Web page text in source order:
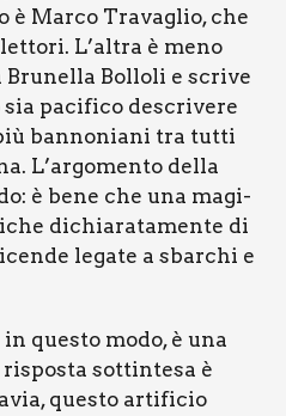
è Mar­co Tra­va­glio, che
L’altra è meno
Bru­nel­la Bol­lo­li e scri­ve
sia paci­fi­co descri­ve­re
ban­no­nia­ni tra tut­ti
L’argomento del­la
è bene che una magi­
dichia­ra­ta­men­te di
lega­te a sbar­chi e
que­sto modo, è una
sot­tin­te­sa è
que­sto arti­fi­cio